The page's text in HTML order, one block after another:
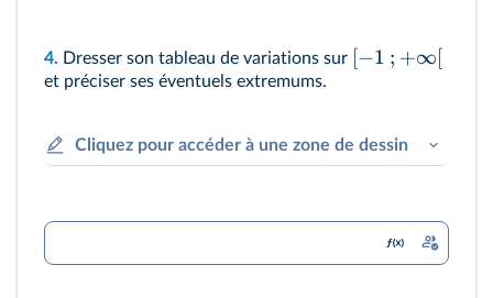
4. Dresser son tableau de variations sur [−1 ; +∞[
et préciser ses éventuels extremums.
Cliquez pour accéder à une zone de dessin